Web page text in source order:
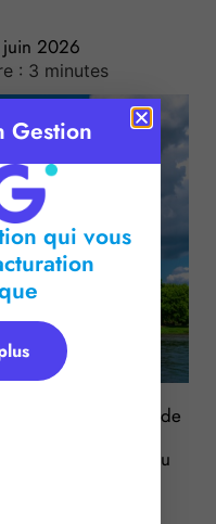
juin 2026
: 3 minutes
les villages de
classement
clients du niveau
de ce
Gestion
qui vous